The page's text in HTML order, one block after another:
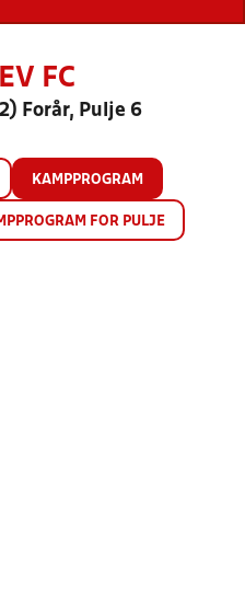
FC
Forår, Pulje 6
KAMPPROGRAM
FOR PULJE